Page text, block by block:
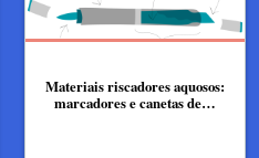
Materiais riscadores aquosos:
marcadores e canetas de…